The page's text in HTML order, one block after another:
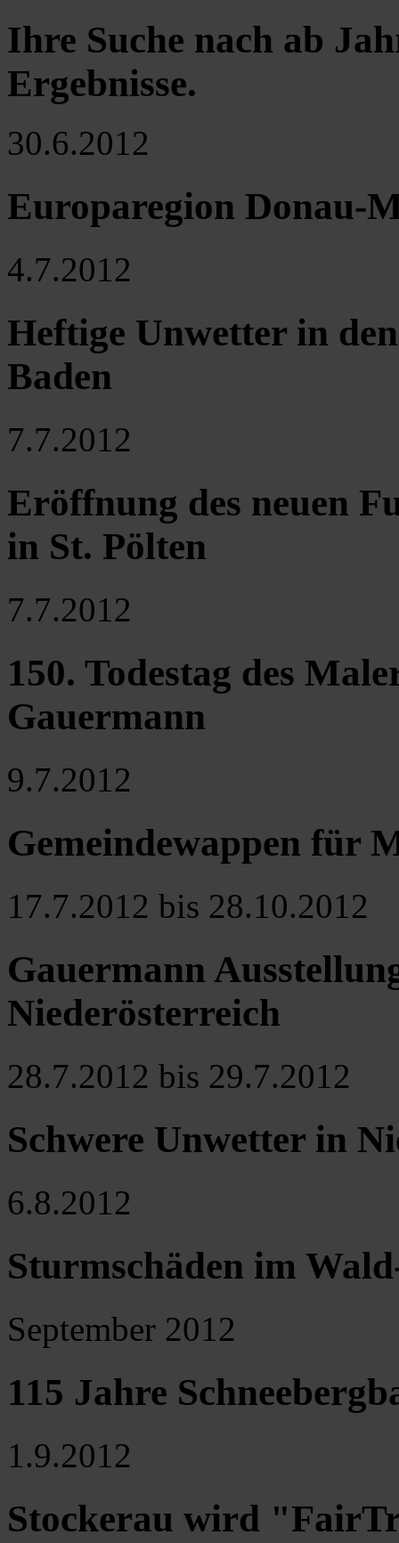
Ihre Suche nach ab
Ergebnisse.
30.6.2012
Europaregion Donau-
4.7.2012
Heftige Unwetter in
Baden
7.7.2012
Eröffnung des neuen
in St. Pölten
7.7.2012
150. Todestag des
Gauermann
9.7.2012
Gemeindewappen für
17.7.2012 bis 28.10.2012
Gauermann
Niederösterreich
28.7.2012 bis 29.7.2012
Schwere Unwetter in
6.8.2012
Sturmschäden im
September 2012
115 Jahre
1.9.2012
Stockerau wird